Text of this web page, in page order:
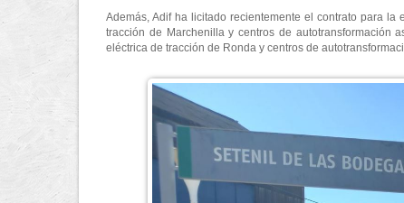
Además, Adif ha licitado recientemente el contrato para
tracción de Marchenilla y centros de autotransformación
eléctrica de tracción de Ronda y centros de